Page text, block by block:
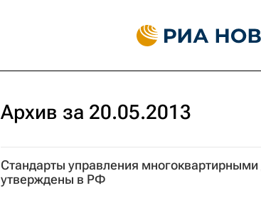
Архив за 20.05.2013
Стандарты управления
утверждены в РФ